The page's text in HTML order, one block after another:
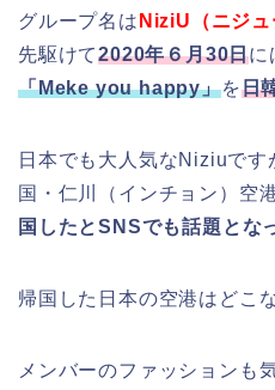
グループ名は NiziU（ニジュ
先駆けて2020年６月30日に
「Meke you happy」を日
日本でも大人気なNiziuで
国・仁川（インチョン）空
国したとSNSでも話題とな
帰国した日本の空港はどこ
メンバーのファッションも